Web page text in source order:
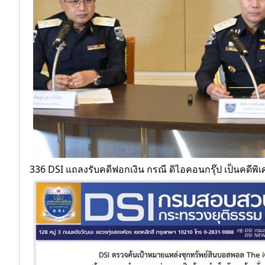
336 DSI แถลงรับคดีฟอกเงิน กรณี ดิไอคอนกรุ๊ป เป็นคดีพิเ